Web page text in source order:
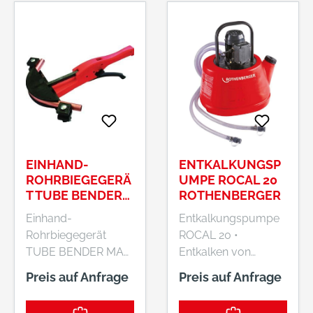
kurzen Rohrstücken
durch
Klemmvorrichtung
möglich
EINHAND-
ROHRBIEGEGERÄ
T TUBE BENDER
MAXI 12-20MM
ROTHENBERGER
Einhand-
Rohrbiegegerät
TUBE BENDER MAXI
• Grundkörper aus
widerstandsfähigem
Druckguss • Zum
Preis auf Anfrage
ENTKALKUNGSP
UMPE ROCAL 20
ROTHENBERGER
Entkalkungspumpe
ROCAL 20 •
Entkalken von
Wasserleitungen,
Kühl- und
Heizsystemen,
Preis auf Anfrage